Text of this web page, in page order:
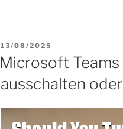
zwischen
Poly
Lens,
Teams
Admin
Center
VERÖFFENTLICHT
AM
13/08/2025
Microsoft
ausschalten